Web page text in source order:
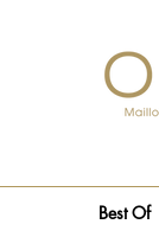
Best Of